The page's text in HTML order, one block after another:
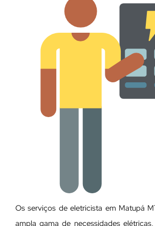
Os serviços de eletricista em Matupá
ampla gama de necessidades